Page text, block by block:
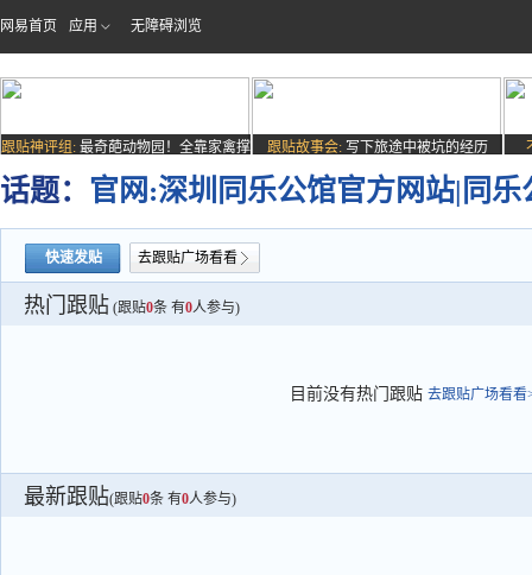
网易首页 应用 无障碍浏览
跟贴神评组: 最奇葩动物园！全靠家禽撑
场子
跟贴故事会: 写下旅途中被坑的经历
话题： 官网:深圳同乐公馆官方网站|同
快速发贴 去跟贴广场看看
热门跟贴 (跟贴0条 有0人参与)
目前没有热门跟贴 去跟贴广场看看
最新跟贴(跟贴0条 有0人参与)